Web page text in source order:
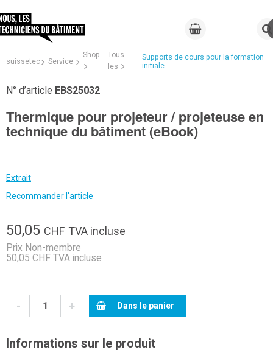
suissetec Service
Shop
Tous
les
Supports de cours pour la formation
initiale
N° d’article EBS25032
Thermique pour projeteur / projeteuse en
technique du bâtiment (eBook)
Extrait
Recommander l'article
50,05 CHF TVA incluse
Prix Non-membre
50,05 CHF TVA incluse
- + Dans le panier
Informations sur le produit